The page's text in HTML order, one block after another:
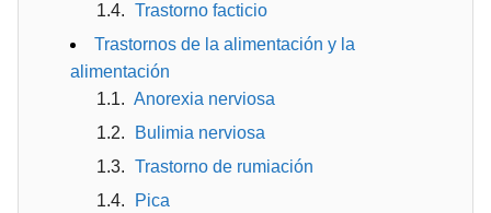
Trastorno facticio
Trastornos de la alimentación y la
alimentación
Anorexia nerviosa
Bulimia nerviosa
Trastorno de rumiación
Pica